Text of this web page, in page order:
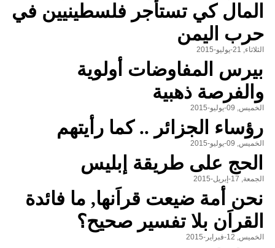
المال كي تستأجر فلسطينيين في
حرب اليمن
الثلاثاء, 21-يوليو-2015
بيرس المفاوضات أولوية
والفرصة ذهبية
الخميس, 09-يوليو-2015
رؤساء الجزائر .. كما رأيتهم
الخميس, 09-يوليو-2015
الحج على طريقة إبليس
الجمعة, 17-إبريل-2015
نحن أمة ضيعت قراَنها, ما فائدة
القراَن بلا تفسير صحيح؟
الخميس, 12-فبراير-2015